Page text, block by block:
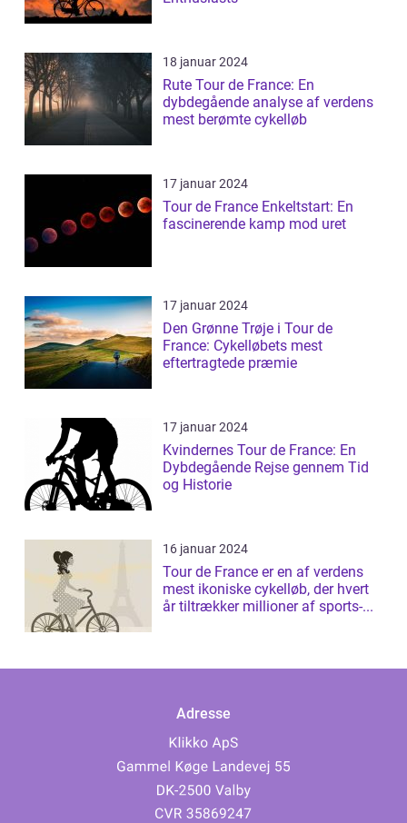
18 januar 2024
Rute Tour de France: En
dybdegående analyse af verdens
mest berømte cykelløb
17 januar 2024
Tour de France Enkeltstart: En
fascinerende kamp mod uret
17 januar 2024
Den Grønne Trøje i Tour de
France: Cykelløbets mest
eftertragtede præmie
17 januar 2024
Kvindernes Tour de France: En
Dybdegående Rejse gennem Tid
og Historie
16 januar 2024
Tour de France er en af verdens
mest ikoniske cykelløb, der hvert
år tiltrækker millioner af sports-...
Adresse